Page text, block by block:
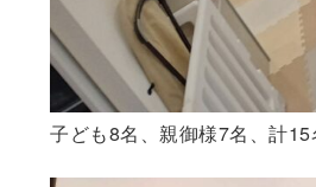
子ども8名、親御様7名、計